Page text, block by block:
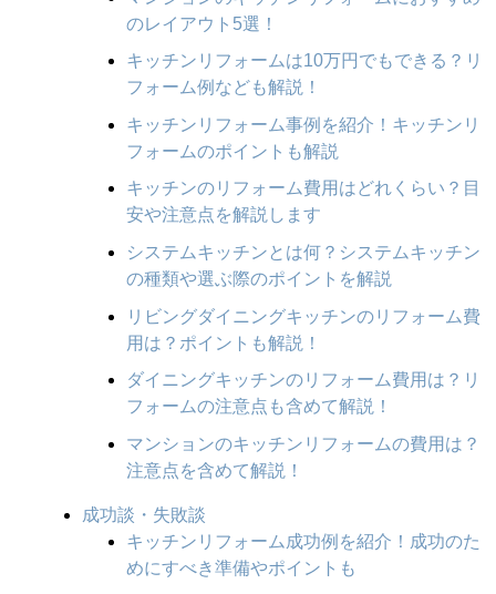
のレイアウト5選！
キッチンリフォームは10万円でもできる？リ
フォーム例なども解説！
キッチンリフォーム事例を紹介！キッチンリ
フォームのポイントも解説
キッチンのリフォーム費用はどれくらい？目
安や注意点を解説します
システムキッチンとは何？システムキッチン
の種類や選ぶ際のポイントを解説
リビングダイニングキッチンのリフォーム費
用は？ポイントも解説！
ダイニングキッチンのリフォーム費用は？リ
フォームの注意点も含めて解説！
マンションのキッチンリフォームの費用は？
注意点を含めて解説！
成功談・失敗談
キッチンリフォーム成功例を紹介！成功のた
めにすべき準備やポイントも